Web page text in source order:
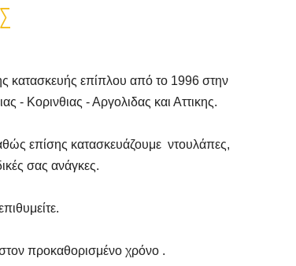
κατασκευής επίπλου από το 1996 στην
- Κορινθιας - Αργολιδας και Αττικης.
επίσης κατασκευάζουμε ντουλάπες,
σας ανάγκες.
προκαθορισμένο χρόνο .